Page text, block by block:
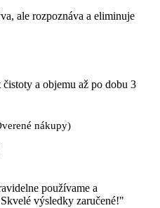
ale rozpoznáva a eliminuje
a objemu až po dobu 3
nákupy)
používame a
výsledky zaručené!"